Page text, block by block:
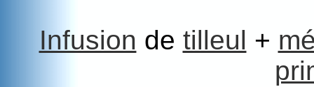
Infusion de tilleul +